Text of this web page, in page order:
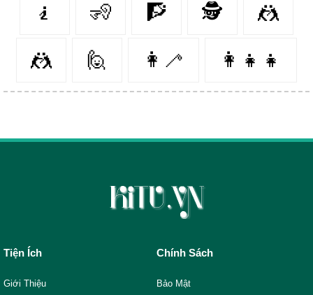
🧎‍ 🧏‍ 🧗‍ 🕵️‍️ 🤼‍
🤼 🙋‍ 👩‍🦯️ 👩‍👧‍👧
Tiện Ích
Giới Thiệu
Chính Sách
Bảo Mật